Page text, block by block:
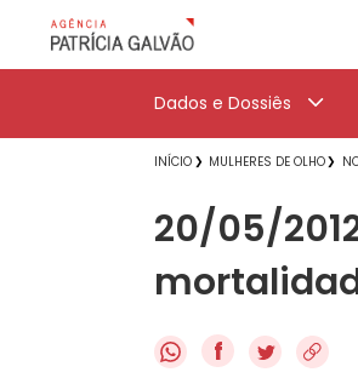
Dados e Dossiês
INÍCIO MULHERES DE OLHO
20/05/
f